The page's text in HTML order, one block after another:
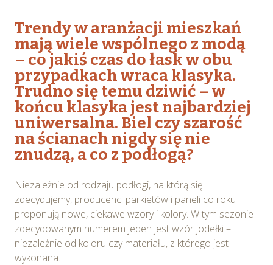
Trendy w aranżacji mieszkań
mają wiele wspólnego z modą
– co jakiś czas do łask w obu
przypadkach wraca klasyka.
Trudno się temu dziwić – w
końcu klasyka jest najbardziej
uniwersalna. Biel czy szarość
na ścianach nigdy się nie
znudzą, a co z podłogą?
Niezależnie od rodzaju podłogi, na którą się
zdecydujemy, producenci parkietów i paneli co roku
proponują nowe, ciekawe wzory i kolory. W tym sezonie
zdecydowanym numerem jeden jest wzór jodełki –
niezależnie od koloru czy materiału, z którego jest
wykonana.